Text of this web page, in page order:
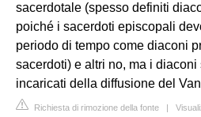
sacerdotale (spesso definiti
poiché i sacerdoti episcopali
periodo di tempo come diaconi
sacerdoti) e altri no, ma i
incaricati della diffusione del
Richiesta di rimozione della fonte |